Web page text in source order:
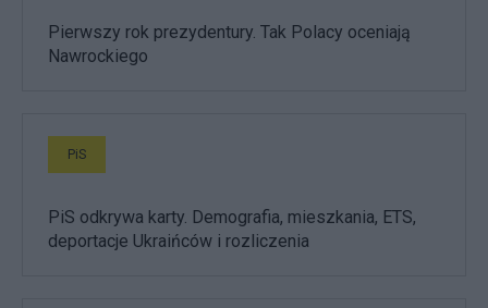
Pierwszy rok prezydentury. Tak Polacy oceniają
Nawrockiego
PiS
PiS odkrywa karty. Demografia, mieszkania, ETS,
deportacje Ukraińców i rozliczenia